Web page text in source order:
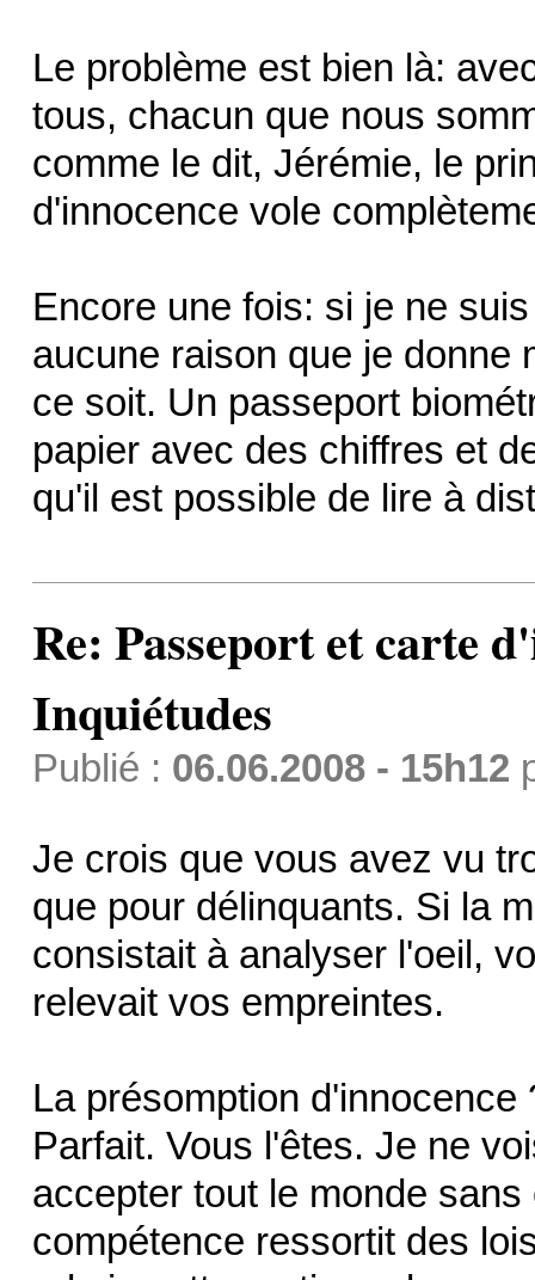
Le problème est bien là:
tous, chacun que nous
comme le dit, Jérémie, le
d'innocence vole
Encore une fois: si je ne
aucune raison que je donne
ce soit. Un passeport
papier avec des chiffres et
qu'il est possible de lire à
Re: Passeport et carte
Inquiétudes
Publié : 06.06.2008 - 15h12
Je crois que vous avez vu
que pour délinquants. Si la
consistait à analyser l'oeil,
relevait vos empreintes.
La présomption
Parfait. Vous l'êtes. Je ne
accepter tout le monde
compétence ressortit des